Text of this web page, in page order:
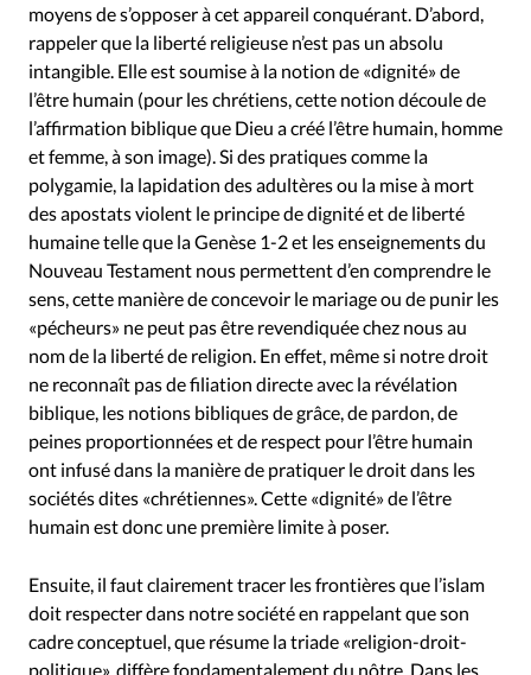
moyens de s’opposer à cet appareil conquérant. D’abord,
rappeler que la liberté religieuse n’est pas un absolu
intangible. Elle est soumise à la notion de «dignité» de
l’être humain (pour les chrétiens, cette notion découle de
l’affirmation biblique que Dieu a créé l’être humain, homme
et femme, à son image). Si des pratiques comme la
polygamie, la lapidation des adultères ou la mise à mort
des apostats violent le principe de dignité et de liberté
humaine telle que la Genèse 1-2 et les enseignements du
Nouveau Testament nous permettent d’en comprendre le
sens, cette manière de concevoir le mariage ou de punir les
«pécheurs» ne peut pas être revendiquée chez nous au
nom de la liberté de religion. En effet, même si notre droit
ne reconnaît pas de filiation directe avec la révélation
biblique, les notions bibliques de grâce, de pardon, de
peines proportionnées et de respect pour l’être humain
ont infusé dans la manière de pratiquer le droit dans les
sociétés dites «chrétiennes». Cette «dignité» de l’être
humain est donc une première limite à poser.
Ensuite, il faut clairement tracer les frontières que l’islam
doit respecter dans notre société en rappelant que son
cadre conceptuel, que résume la triade «religion-droit-
politique», diffère fondamentalement du nôtre. Dans les